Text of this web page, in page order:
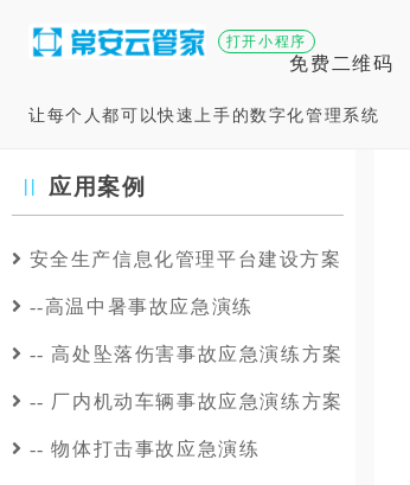
打开小程序
免费二维码
让每个人都可以快速上手的数字化管理系统
应用案例
安全生产信息化管理平台建设方案
--高温中暑事故应急演练
-- 高处坠落伤害事故应急演练方案
-- 厂内机动车辆事故应急演练方案
-- 物体打击事故应急演练